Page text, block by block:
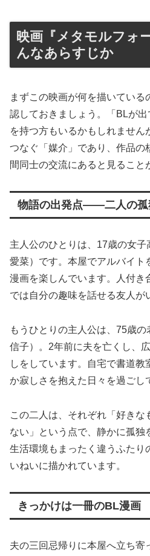
映画『メタモルフォ
んなあらすじか
まずこの映画が何を描いている
認しておきましょう。「BLが
を持つ方もいるかもしれません
つなぐ「媒介」であり、作品の
間同士の交流にあると見ること
物語の出発点――二人の孤
主人公のひとりは、17歳の女子
愛菜）です。本屋でアルバイト
漫画を楽しんでいます。人付き
では自分の趣味を話せる友人が
もうひとりの主人公は、75歳
信子）。2年前に夫を亡くし、
しをしています。自宅で書道教
か寂しさを抱えた日々を過ごし
この二人は、それぞれ「好きな
ない」という点で、静かに孤独
生活環境もまったく違うふたり
いねいに描かれています。
きっかけは一冊のBL漫画
夫の三回忌帰りに本屋へ立ち寄